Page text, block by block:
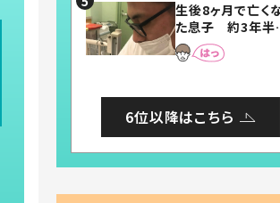
まらない」「幸せ
れる」
生後8ヶ月で亡く
た息子 約3年半
後、当時の妻の日記
に書いてあった本音
6位以降はこちら